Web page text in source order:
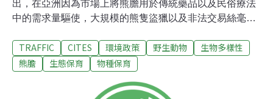
出，在亞洲因為市場上將熊膽用於傳統藥品以及民俗療法
中的需求量驅使，大規模的熊隻盜獵以及非法交易絲毫沒
片：亞洲的熊膽交易」的報告中，針對13個地區完成的調
查中，除了澳門以外，其餘所有地區的傳統藥品賣場都可
香港，日本，南韓，寮國，澳門，緬甸，新加坡，台灣，
TRAFFIC CITES 環境政策 野生動物
生物多樣性
熊膽
生態保育 物種保育